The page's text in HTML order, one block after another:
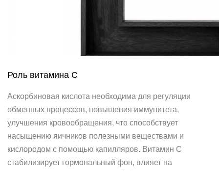
Роль витамина C
Аскорбиновая кислота необходима для регуляции
обменных процессов, повышения иммунитета,
улучшения кровообращения, что способствует
насыщению яичников полезными веществами и
кислородом с помощью капилляров. Витамин C
стабилизирует гормональный фон, влияет на